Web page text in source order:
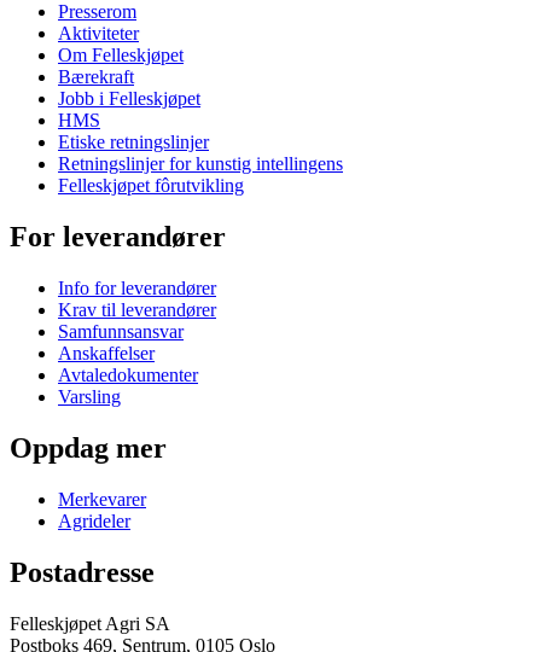
Presserom
Aktiviteter
Om Felleskjøpet
Bærekraft
Jobb i Felleskjøpet
HMS
Etiske retningslinjer
Retningslinjer for kunstig intellingens
Felleskjøpet fôrutvikling
For leverandører
Info for leverandører
Krav til leverandører
Samfunnsansvar
Anskaffelser
Avtaledokumenter
Varsling
Oppdag mer
Merkevarer
Agrideler
Postadresse
Felleskjøpet Agri SA
Postboks 469, Sentrum, 0105 Oslo